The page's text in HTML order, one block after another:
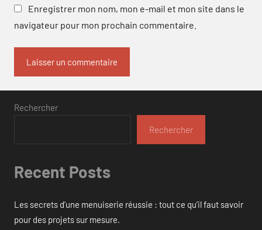
Enregistrer mon nom, mon e-mail et mon site dans le
navigateur pour mon prochain commentaire.
Rechercher
Rechercher
Recent Posts
Les secrets d’une menuiserie réussie : tout ce qu’il faut savoir
pour des projets sur mesure.